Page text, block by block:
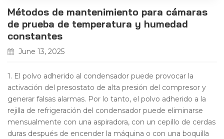
Métodos de mantenimiento para cámaras
de prueba de temperatura y humedad
constantes
June 13, 2025
1. El polvo adherido al condensador puede provocar la
activación del presostato de alta presión del compresor y
generar falsas alarmas. Por lo tanto, el polvo adherido a la
rejilla de refrigeración del condensador puede eliminarse
mensualmente con una aspiradora, con un cepillo de cerdas
duras después de encender la máquina o con una boquilla